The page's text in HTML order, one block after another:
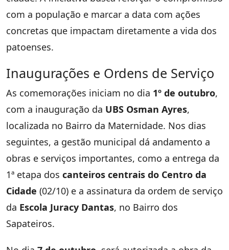
com a população e marcar a data com ações
concretas que impactam diretamente a vida dos
patoenses.
Inaugurações e Ordens de Serviço
As comemorações iniciam no dia 1º de outubro,
com a inauguração da UBS Osman Ayres,
localizada no Bairro da Maternidade. Nos dias
seguintes, a gestão municipal dá andamento a
obras e serviços importantes, como a entrega da
1ª etapa dos canteiros centrais do Centro da
Cidade (02/10) e a assinatura da ordem de serviço
da Escola Juracy Dantas, no Bairro dos
Sapateiros.